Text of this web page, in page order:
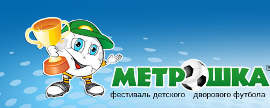
фестиваль детского дворового футбола
R